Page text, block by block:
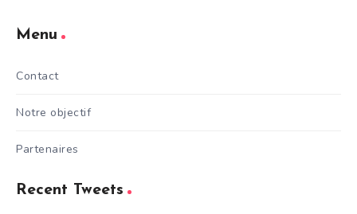
Menu
Contact
Notre objectif
Partenaires
Recent Tweets